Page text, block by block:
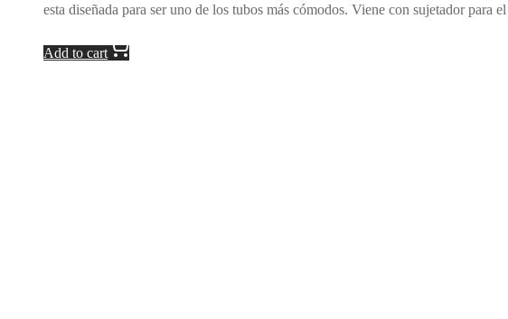
esta diseñada para ser uno de los tubos más cómodos. Viene con sujetador para
Add to cart